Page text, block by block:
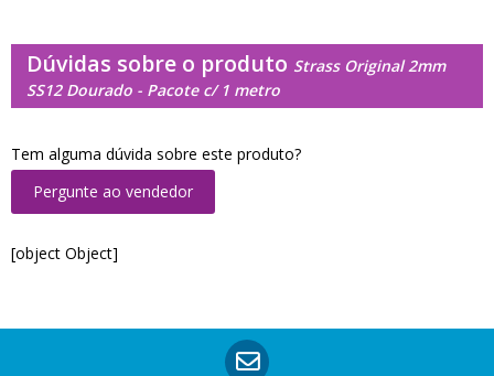
Dúvidas sobre o produto Strass Original 2mm
SS12 Dourado - Pacote c/ 1 metro
Tem alguma dúvida sobre este produto?
Pergunte ao vendedor
[object Object]